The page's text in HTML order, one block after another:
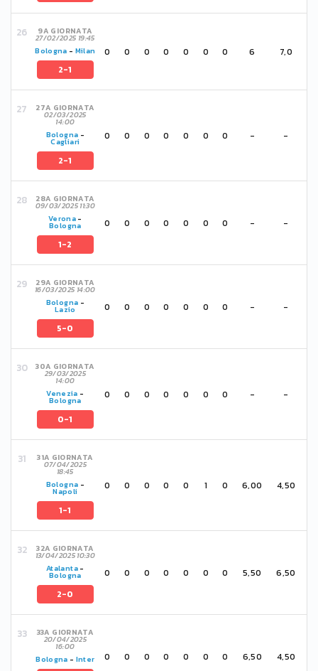
9A GIORNATA
27/02/2025 19:45
Bologna - Milan
2-1
0 0 0 0 0 0 0 6 7,0
27A GIORNATA
02/03/2025
14:00
Bologna -
Cagliari
2-1
0 0 0 0 0 0 0 - -
28A GIORNATA
09/03/2025 11:30
Verona -
Bologna
1-2
0 0 0 0 0 0 0 - -
29A GIORNATA
16/03/2025 14:00
Bologna -
Lazio
5-0
0 0 0 0 0 0 0 - -
30A GIORNATA
29/03/2025
14:00
Venezia -
Bologna
0-1
0 0 0 0 0 0 0 - -
31A GIORNATA
07/04/2025
18:45
Bologna -
Napoli
1-1
0 0 0 0 0 1 0 6,00 4,50
32A GIORNATA
13/04/2025 10:30
Atalanta-
Bologna
2-0
0 0 0 0 0 0 0 5,50 6,50
33A GIORNATA
20/04/2025
16:00
Bologna - Inter 0 0 0 0 0 0 0 6,50 4,50